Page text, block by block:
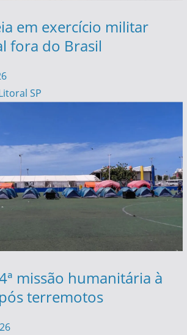
em exercício militar
fora do Brasil
SP
missão humanitária à
terremotos